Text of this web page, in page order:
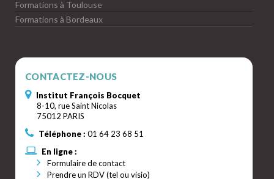
Formations à Toulouse
Formations à Bordeaux
CONTACTEZ-NOUS
Institut François Bocquet
8-10, rue Saint Nicolas
75012 PARIS
Téléphone : 01 64 23 68 51
En ligne :
Formulaire de contact
Prendre un RDV (tel ou visio)